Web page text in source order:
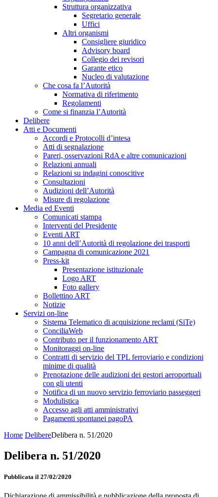
Struttura organizzativa
Segretario generale
Uffici
Altri organismi
Consigliere giuridico
Advisory board
Collegio dei revisori
Garante etico
Nucleo di valutazione
Che cosa fa l’Autorità
Normativa di riferimento
Regolamenti
Come si finanzia l’Autorità
Delibere
Atti e Documenti
Accordi e Protocolli d’intesa
Atti di segnalazione
Pareri, osservazioni RdA e altre comunicazioni
Relazioni annuali
Relazioni su indagini conoscitive
Consultazioni
Audizioni dell’Autorità
Misure di regolazione
Media ed Eventi
Comunicati stampa
Interventi del Presidente
Eventi ART
10 anni dell’Autorità di regolazione dei trasporti
Campagna di comunicazione 2021
Press-kit
Presentazione istituzionale
Logo ART
Foto gallery
Bollettino ART
Notizie
Servizi on-line
Sistema Telematico di acquisizione reclami (SiTe)
ConciliaWeb
Contributo per il funzionamento ART
Monitoraggi on-line
Contratti di servizio del TPL ferroviario e condizioni
minime di qualità
Prenotazione delle audizioni dei gestori aeroportuali
con gli utenti
Notifica di un nuovo servizio ferroviario passeggeri
Modulistica
Accesso agli atti amministrativi
Pagamenti spontanei pagoPA
Home DelibereDelibera n. 51/2020
Delibera n. 51/2020
Pubblicata il 27/02/2020